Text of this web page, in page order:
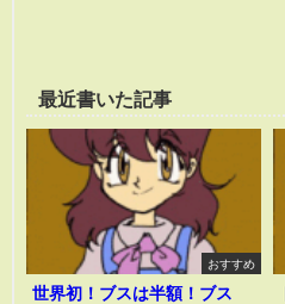
最近書いた記事
おすすめ
世界初！ブスは半額！ブス